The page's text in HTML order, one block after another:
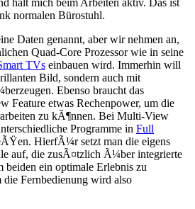
normalen Bürostuhl.
Daten genannt, aber wir nehmen an,
Quad-Core Prozessor wie in seine
TVs einbauen wird. Immerhin will
Bild, sondern auch mit
Ebenso braucht das
Feature etwas Rechenpower, um die
zu kÃ¶nnen. Bei Multi-View
Programme in Full
HierfÃ¼r setzt man die eigens
auf, die zusÃ¤tzlich Ã¼ber integrierte
ein optimale Erlebnis zu
Fernbedienung wird also